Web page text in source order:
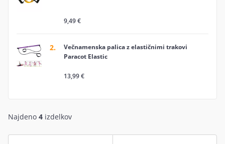
9,49 €
2.
Večnamenska palica z elastičnimi trakovi
Paracot Elastic
13,99 €
Najdeno 4 izdelkov